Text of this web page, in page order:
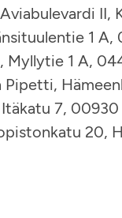
II,
1 A,
Myllytie 1 A,
Pipetti,
7,
20,